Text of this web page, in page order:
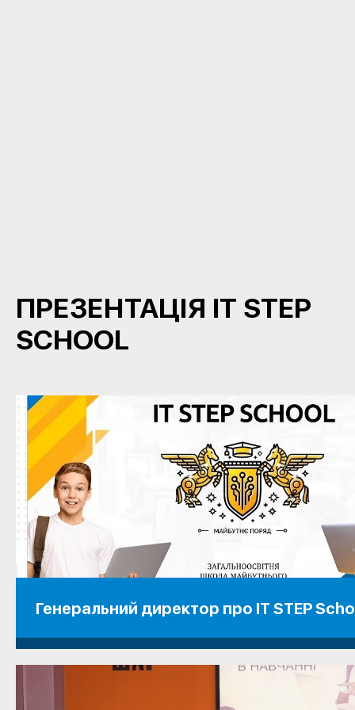
ПРЕЗЕНТАЦІЯ IT STEP
SCHOOL
Генеральний директор про IT STEP